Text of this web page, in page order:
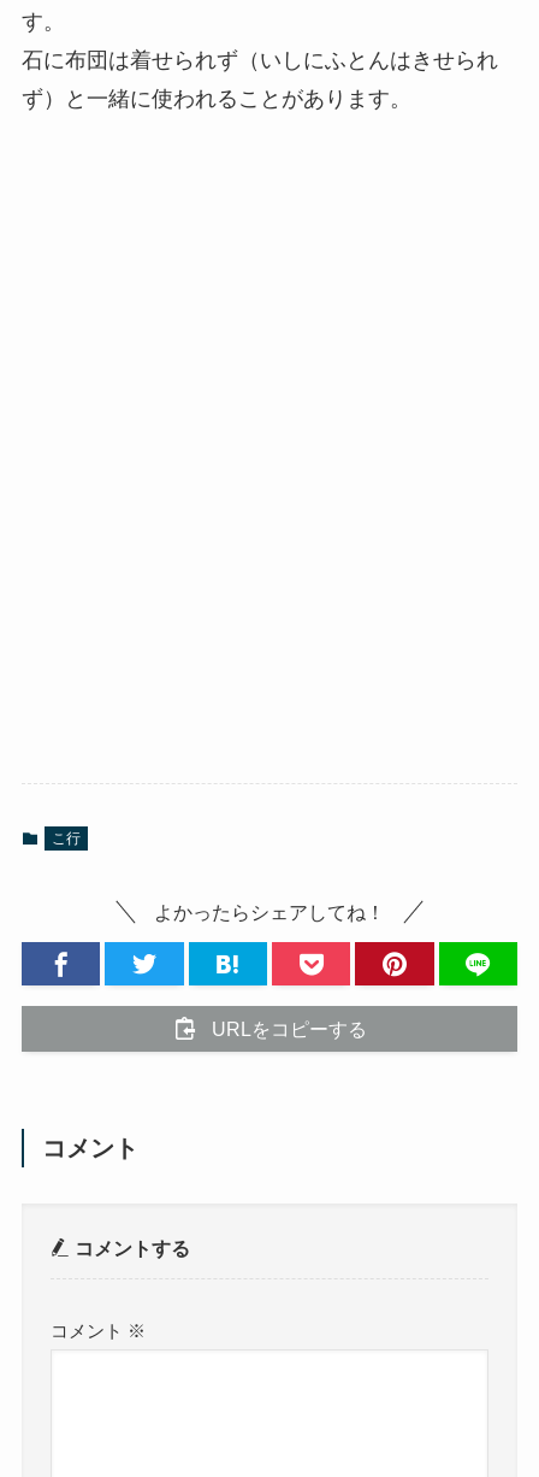
す。
石に布団は着せられず（いしにふとんはきせられ
ず）と一緒に使われることがあります。
こ行
よかったらシェアしてね！
URLをコピーする
コメント
コメントする
コメント ※